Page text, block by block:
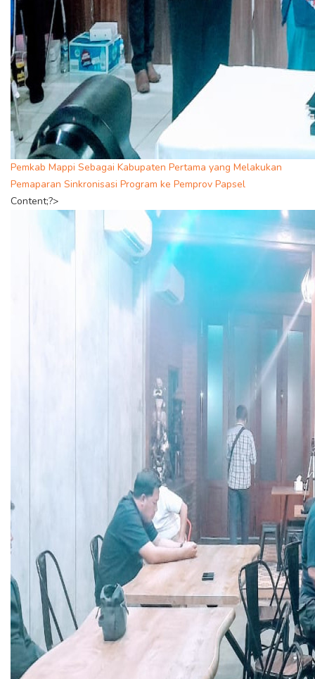
Pemkab Mappi Sebagai Kabupaten Pertama yang Melakukan
Pemaparan Sinkronisasi Program ke Pemprov Papsel
Content;?>